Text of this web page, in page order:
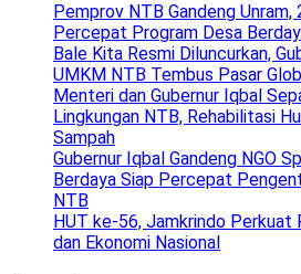
Pemprov NTB Gandeng
Percepat Program Desa
Bale Kita Resmi Diluncurkan,
UMKM NTB Tembus Pasar
Menteri dan Gubernur Iqbal
Lingkungan NTB, Rehabilitasi
Sampah
Gubernur Iqbal Gandeng NGO
Berdaya Siap Percepat
NTB
HUT ke-56, Jamkrindo Perkuat
dan Ekonomi Nasional